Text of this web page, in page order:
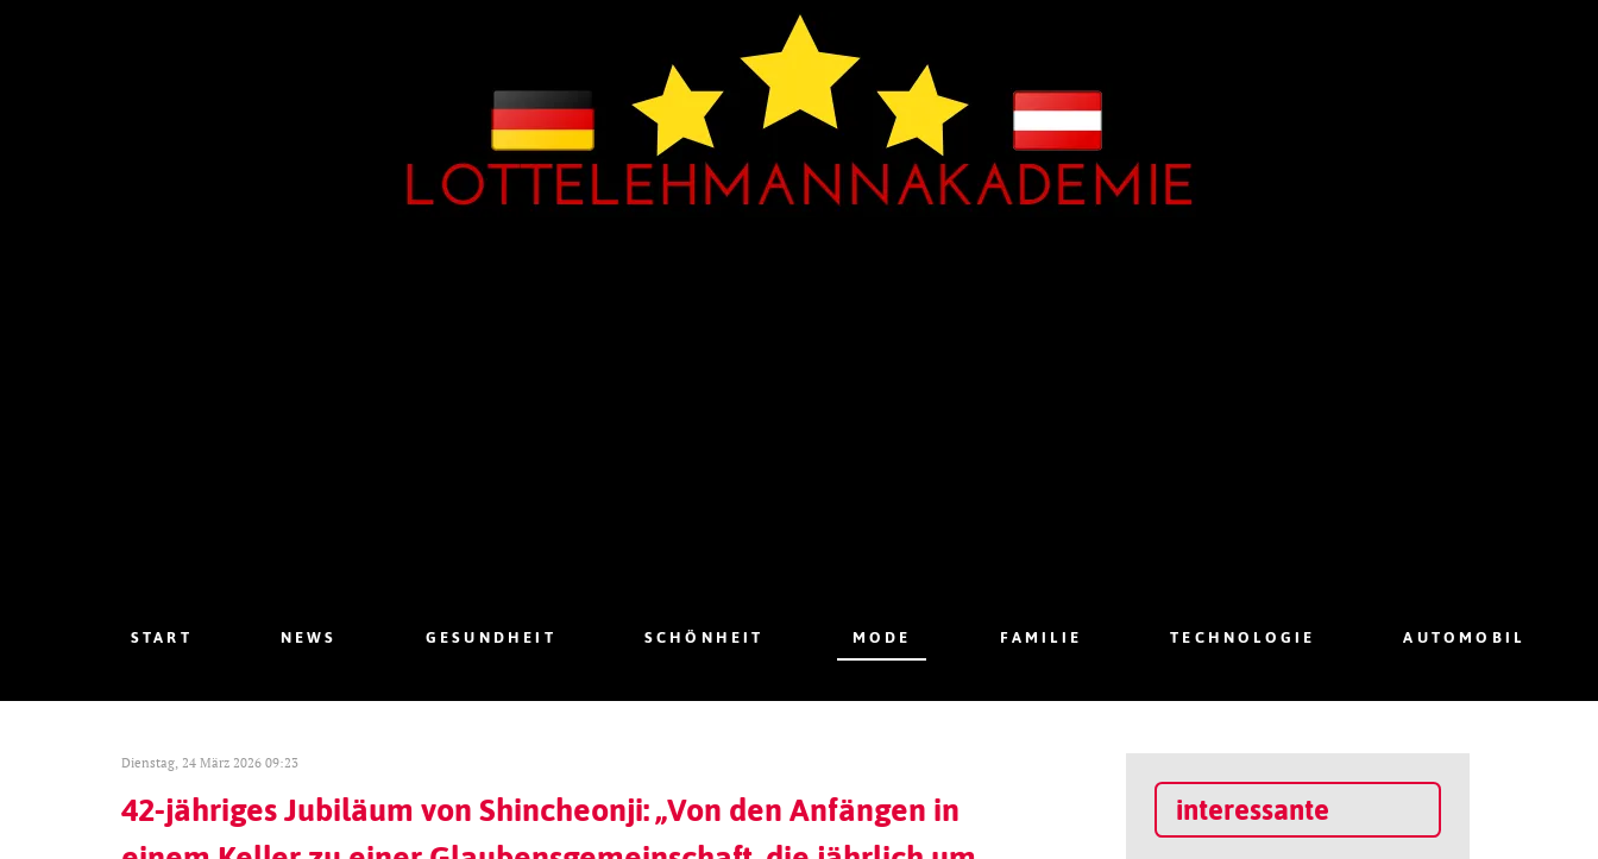
START NEWS GESUNDHEIT SCHÖNHEIT MODE FAMILIE TECHNOLOGIE AUTOMOBIL
Dienstag, 24 März 2026 09:23
42-jähriges Jubiläum von Shincheonji: „Von den Anfängen in
interessante